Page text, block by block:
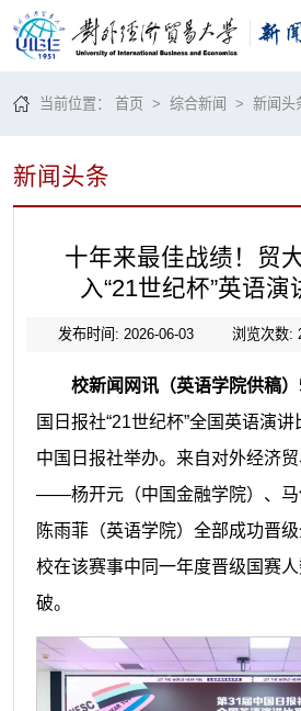
当前位置：首页 >综合新闻 >新闻头
新闻头条
十年来最佳战绩！贸
入“21世纪杯”英语
发布时间: 2026-06-03 浏览次数:
校新闻网讯（英语学院供稿）
国日报社“21世纪杯”全国英语演
中国日报社举办。来自对外经济
——杨开元（中国金融学院）、马
陈雨菲（英语学院）全部成功晋
校在该赛事中同一年度晋级国赛
破。